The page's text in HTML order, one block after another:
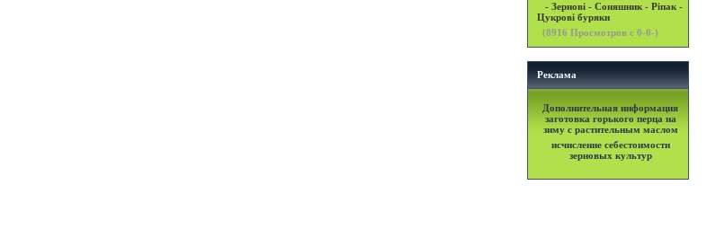
- Зернові - Соняшник - Ріпак -
Цукрові буряки
(8916 Просмотров с 0-0-)
Реклама
Дополнительная информация
заготовка горького перца на
зиму с растительным маслом
исчисление себестоимости
зерновых культур